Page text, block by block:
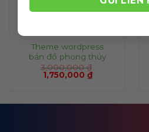
Theme wordpress
bán đồ phong thủy
3,000,000₫
1,750,000 ₫